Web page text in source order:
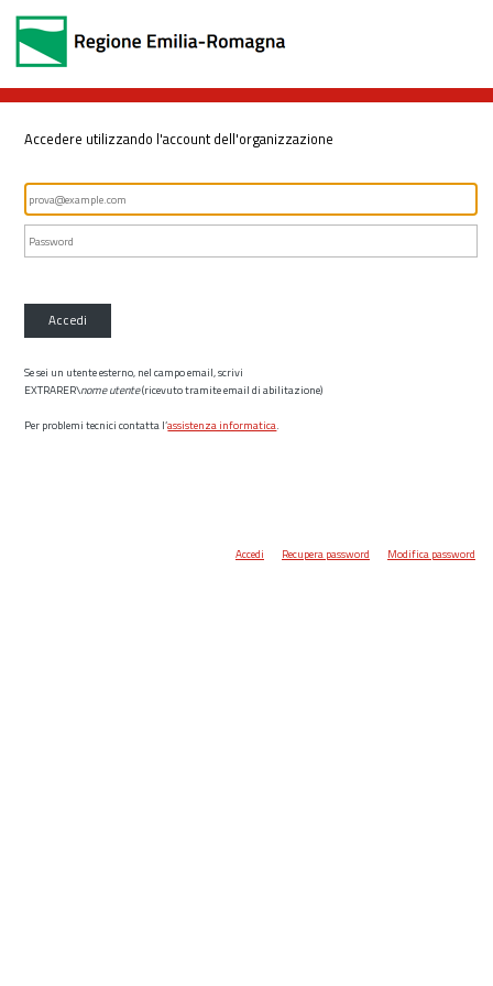
Accedere utilizzando l'account dell'organizzazione
Accedi
Se sei un utente esterno, nel campo email, scrivi
EXTRARER\nome utente(ricevuto tramite email di abilitazione)
Per problemi tecnici contatta l’assistenza informatica.
Accedi Recupera password Modifica password